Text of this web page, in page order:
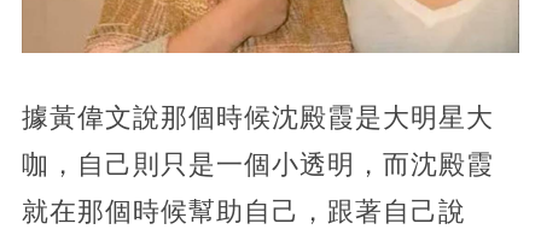
據黃偉文說那個時候沈殿霞是大明星大
咖，自己則只是一個小透明，而沈殿霞
就在那個時候幫助自己，跟著自己說